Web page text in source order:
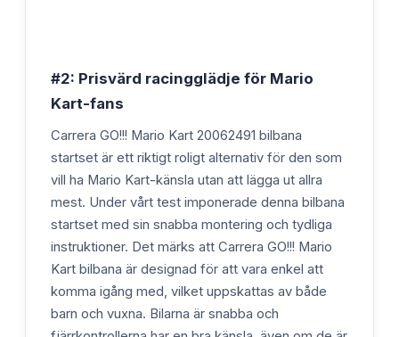
#2: Prisvärd racingglädje för Mario
Kart-fans
Carrera GO!!! Mario Kart 20062491 bilbana
startset är ett riktigt roligt alternativ för den som
vill ha Mario Kart-känsla utan att lägga ut allra
mest. Under vårt test imponerade denna bilbana
startset med sin snabba montering och tydliga
instruktioner. Det märks att Carrera GO!!! Mario
Kart bilbana är designad för att vara enkel att
komma igång med, vilket uppskattas av både
barn och vuxna. Bilarna är snabba och